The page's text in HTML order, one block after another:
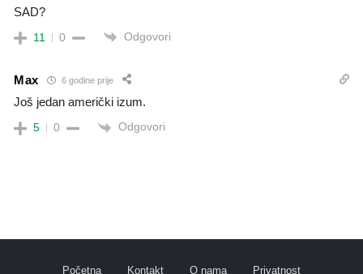
SAD?
11 0 Odgovori
Max 6 godine prije
Još jedan američki izum.
5 0 Odgovori
Početna Kontakt O nama Privatnost